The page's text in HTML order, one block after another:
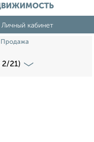
Личный кабинет
Продажа
21)